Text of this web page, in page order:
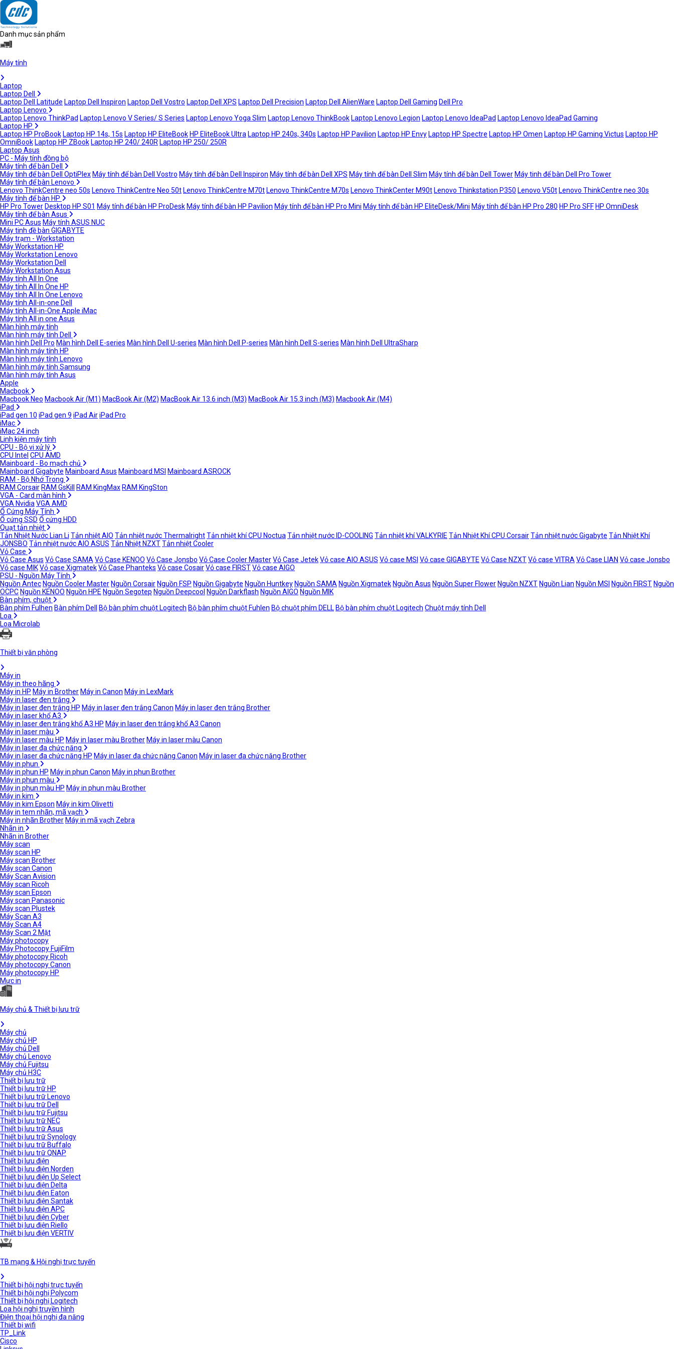
Danh mục sản phẩm
Máy tính
Laptop
Laptop Dell
Laptop Dell Latitude Laptop Dell Inspiron Laptop Dell Vostro Laptop Dell XPS Laptop Dell Precision Laptop Dell AlienWare Laptop Dell Gaming Dell Pro
Laptop Lenovo
Laptop Lenovo ThinkPad Laptop Lenovo V Series/ S Series Laptop Lenovo Yoga Slim Laptop Lenovo ThinkBook Laptop Lenovo Legion Laptop Lenovo IdeaPad Laptop Lenovo IdeaPad Gaming
Laptop HP
Laptop HP ProBook Laptop HP 14s, 15s Laptop HP EliteBook HP EliteBook Ultra Laptop HP 240s, 340s Laptop HP Pavilion Laptop HP Envy Laptop HP Spectre Laptop HP Omen Laptop HP Gaming Victus Laptop HP
OmniBook Laptop HP ZBook Laptop HP 240/ 240R Laptop HP 250/ 250R
Laptop Asus
PC - Máy tính đồng bộ
Máy tính để bàn Dell
Máy tính để bàn Dell OptiPlex Máy tính để bàn Dell Vostro Máy tính để bàn Dell Inspiron Máy tính để bàn Dell XPS Máy tính để bàn Dell Slim Máy tính để bàn Dell Tower Máy tinh để bàn Dell Pro Tower
Máy tính để bàn Lenovo
Lenovo ThinkCentre neo 50s Lenovo ThinkCentre Neo 50t Lenovo ThinkCentre M70t Lenovo ThinkCentre M70s Lenovo ThinkCenter M90t Lenovo Thinkstation P350 Lenovo V50t Lenovo ThinkCentre neo 30s
Máy tính để bàn HP
HP Pro Tower Desktop HP S01 Máy tính để bàn HP ProDesk Máy tính để bàn HP Pavilion Máy tính để bàn HP Pro Mini Máy tính để bàn HP EliteDesk/Mini Máy tính để bàn HP Pro 280 HP Pro SFF HP OmniDesk
Máy tính để bàn Asus
Mini PC Asus Máy tính ASUS NUC
Máy tinh đề bàn GIGABYTE
Máy trạm - Workstation
Máy Workstation HP
Máy Workstation Lenovo
Máy Workstation Dell
Máy Workstation Asus
Máy tính All In One
Máy tính All In One HP
Máy tính All In One Lenovo
Máy tính All-in-one Dell
Máy tính All-in-One Apple iMac
Máy tính All in one Asus
Màn hình máy tính
Màn hình máy tính Dell
Màn hình Dell Pro Màn hình Dell E-series Màn hình Dell U-series Màn hình Dell P-series Màn hình Dell S-series Màn hình Dell UltraSharp
Màn hình máy tính HP
Màn hình máy tính Lenovo
Màn hình máy tính Samsung
Màn hình máy tính Asus
Apple
Macbook
Macbook Neo Macbook Air (M1) MacBook Air (M2) MacBook Air 13.6 inch (M3) MacBook Air 15.3 inch (M3) Macbook Air (M4)
iPad
iPad gen 10 iPad gen 9 iPad AiriPad Pro
iMac
iMac 24 inch
Linh kiện máy tính
CPU - Bộ vi xử lý
CPU Intel CPU AMD
Mainboard - Bo mạch chủ
Mainboard Gigabyte Mainboard Asus Mainboard MSI Mainboard ASROCK
RAM - Bộ Nhớ Trong
RAM Corsair RAM GsKill RAM KingMax RAM KingSton
VGA - Card màn hình
VGA Nvidia VGA AMD
Ổ Cứng Máy Tính
Ổ cứng SSD Ổ cứng HDD
Quạt tản nhiệt
Tản Nhiệt Nước Lian Li Tản nhiệt AIO Tản nhiệt nước ThermalrightTản nhiệt khí CPU Noctua Tản nhiệt nước ID-COOLING Tản nhiệt khí VALKYRIE Tản Nhiệt Khí CPU CorsairTản nhiệt nước Gigabyte Tản Nhiệt Khí
JONSBO Tản nhiệt nước AIO ASUS Tản Nhiệt NZXTTản nhiệt Cooler
Vỏ Case
Vỏ Case Asus Vỏ Case SAMA Vỏ Case KENOO Vỏ Case Jonsbo Vỏ Case Cooler MasterVỏ Case JetekVỏ case AIO ASUS Vỏ case MSI Vỏ case GIGABYTE Vỏ Case NZXTVỏ case VITRA Vỏ Case LIAN Vỏ case Jonsbo
Vỏ case MIKVỏ case XigmatekVỏ Case Phanteks Vỏ case CosairVỏ case FIRSTVỏ case AIGO
PSU - Nguồn Máy Tính
Nguồn Antec Nguồn Cooler Master Nguồn Corsair Nguồn FSP Nguồn Gigabyte Nguồn Huntkey Nguồn SAMA Nguồn Xigmatek Nguồn Asus Nguồn Super Flower Nguồn NZXT Nguồn Lian Nguồn MSI Nguồn FIRST Nguồn
OCPC Nguồn KENOO Nguồn HPE Nguồn Segotep Nguồn Deepcool Nguồn Darkflash Nguồn AIGO Nguồn MIK
Bàn phím, chuột
Bàn phím Fulhen Bàn phím Dell Bộ bàn phím chuột Logitech Bộ bàn phím chuột Fuhlen Bộ chuột phím DELL Bộ bàn phím chuột Logitech Chuột máy tính Dell
Loa
Loa Microlab
Thiết bị văn phòng
Máy in
Máy in theo hãng
Máy in HP Máy in Brother Máy in Canon Máy in LexMark
Máy in laser đen trắng
Máy in laser đen trắng HP Máy in laser đen trắng Canon Máy in laser đen trắng Brother
Máy in laser khổ A3
Máy in laser đen trắng khổ A3 HP Máy in laser đen trắng khổ A3 Canon
Máy in laser màu
Máy in laser màu HP Máy in laser màu Brother Máy in laser màu Canon
Máy in laser đa chức năng
Máy in laser đa chức năng HP Máy in laser đa chức năng Canon Máy in laser đa chức năng Brother
Máy in phun
Máy in phun HP Máy in phun Canon Máy in phun Brother
Máy in phun màu
Máy in phun màu HP Máy in phun màu Brother
Máy in kim
Máy in kim Epson Máy in kim Olivetti
Máy in tem nhãn, mã vạch
Máy in nhãn Brother Máy in mã vạch Zebra
Nhãn in
Nhãn in Brother
Máy scan
Máy scan HP
Máy scan Brother
Máy scan Canon
Máy Scan Avision
Máy scan Ricoh
Máy scan Epson
Máy scan Panasonic
Máy scan Plustek
Máy Scan A3
Máy Scan A4
Máy Scan 2 Mặt
Máy photocopy
Máy Photocopy FujiFilm
Máy photocopy Ricoh
Máy photocopy Canon
Máy photocopy HP
Mực in
Máy chủ & Thiết bị lưu trữ
Máy chủ
Máy chủ HP
Máy chủ Dell
Máy chủ Lenovo
Máy chủ Fujitsu
Máy chủ H3C
Thiết bị lưu trữ
Thiết bị lưu trữ HP
Thiết bị lưu trữ Lenovo
Thiết bị lưu trữ Dell
Thiết bị lưu trữ Fujitsu
Thiết bị lưu trữ NEC
Thiết bị lưu trữ Asus
Thiết bị lưu trữ Synology
Thiết bị lưu trữ Buffalo
Thiết bị lưu trữ QNAP
Thiết bị lưu điện
Thiết bị lưu điện Norden
Thiết bị lưu điện Up Select
Thiết bị lưu điện Delta
Thiết bị lưu điện Eaton
Thiết bị lưu điện Santak
Thiết bị lưu điện APC
Thiết bị lưu điện Cyber
Thiết bị lưu điện Riello
Thiết bị lưu điện VERTIV
TB mạng & Hội nghị trực tuyến
Thiết bị hội nghị trực tuyến
Thiết bị hội nghị Polycom
Thiết bị hội nghị Logitech
Loa hội nghị truyền hình
Điện thoại hội nghị đa năng
Thiết bị wifi
TP_Link
Cisco